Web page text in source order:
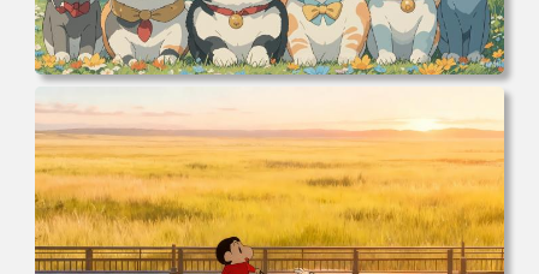
电脑壁纸 可爱动物 喵 喵星人 猫 猫咪 萌宠 电脑桌面 高清壁
纸 壁纸下载 壁纸大全